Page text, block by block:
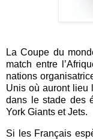
La Coupe du
match entre
nations
Unis où auront lieu
dans le stade des
York Giants et Jets.
Si les Français